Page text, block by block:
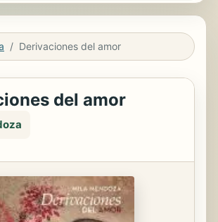
Derivaciones del amor
del amor